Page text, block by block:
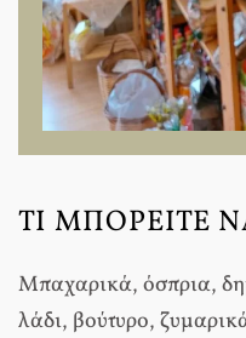
ΤΙ ΜΠΟΡΕΙΤΕ
Μπαχαρικά, όσπρια,
λάδι, βούτυρο,